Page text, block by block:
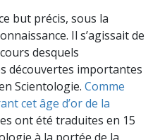
but précis, sous la
Il s’agissait de
desquels
découvertes importantes
Scientologie. Comme
cet âge d’or de la
ont été traduites en 15